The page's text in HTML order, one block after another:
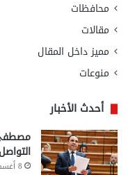
محافظات
مقالات
مميز داخل المقال
منوعات
أحدث الأخبار
8 أغسطس، 2026